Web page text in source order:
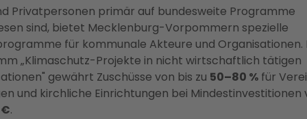
Privatpersonen primär auf bundesweite Programme
sind, bietet Mecklenburg-Vorpommern spezielle
für kommunale Akteure und Organisationen.
„Klimaschutz-Projekte in nicht wirtschaftlich tätigen
gewährt Zuschüsse von bis zu 50–80 % für
und kirchliche Einrichtungen bei Mindestinvestitionen
.